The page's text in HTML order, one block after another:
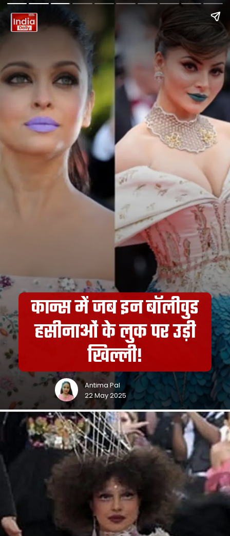
कान्स में जब इन बॉलीवुड
हसीनाओं के लुक पर उड़ी
खिल्ली!
Antima Pal
22 May 2025